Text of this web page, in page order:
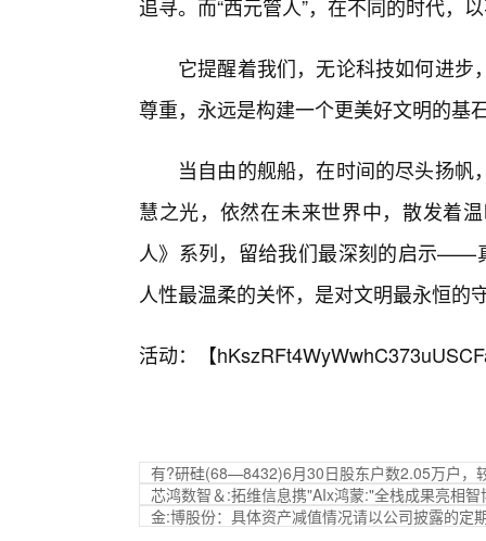
追寻。而“西元管人”，在不同的时代，
它提醒着我们，无论科技如何进
尊重，永远是构建一个更美好文明的基
当自由的舰船，在时间的尽头扬
慧之光，依然在未来世界中，散发着
人》系列，留给我们最深刻的启示——
人性最温柔的关怀，是对文明最永恒的
活动：【
有?研硅(68—8432)6月30日股东户数2.05万户，
芯鸿数智＆:拓维信息携"AIx鸿蒙:"全栈成果亮相智
金:博股份：具体资产减值情况请以公司披露的定